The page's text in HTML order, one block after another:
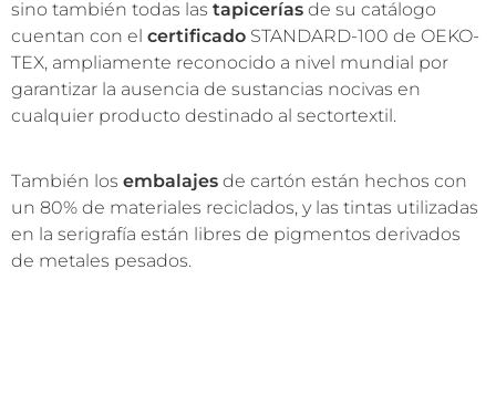
sino también todas las tapicerías de su catálogo
cuentan con el certificado STANDARD-100 de OEKO-
TEX, ampliamente reconocido a nivel mundial por
garantizar la ausencia de sustancias nocivas en
cualquier producto destinado al sectortextil.
También los embalajes de cartón están hechos con
un 80% de materiales reciclados, y las tintas utilizadas
en la serigrafía están libres de pigmentos derivados
de metales pesados.